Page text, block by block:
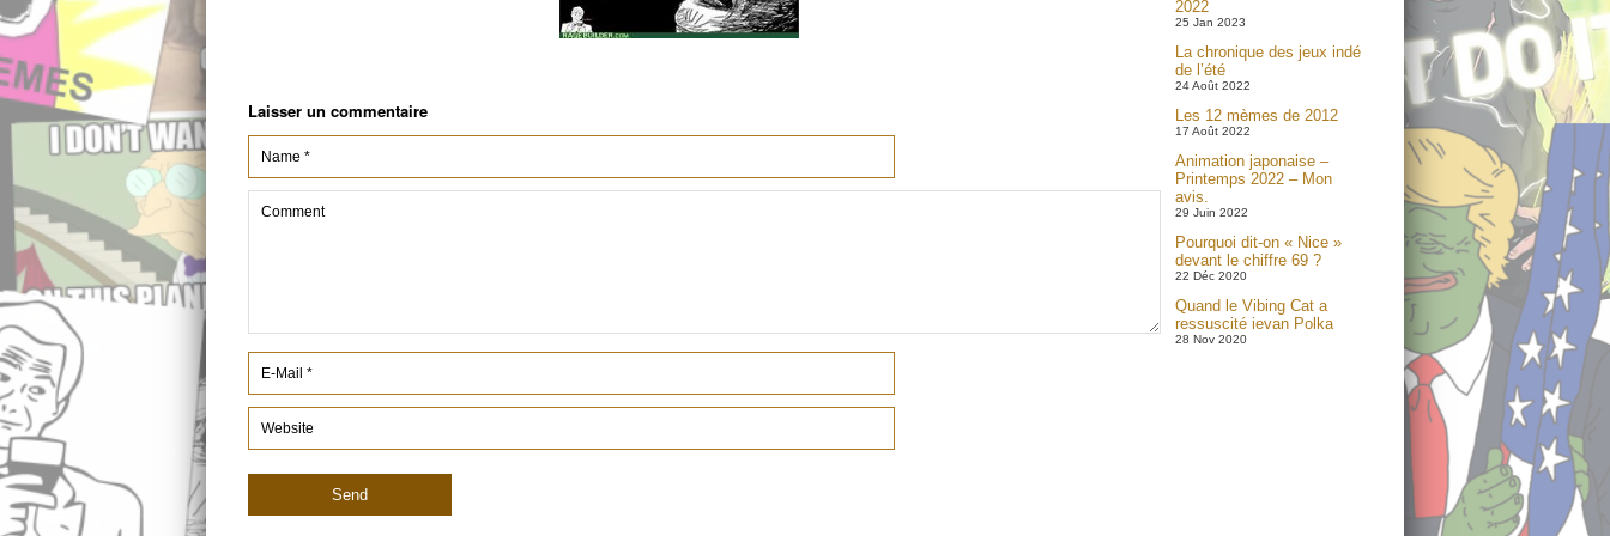
Laisser un commentaire
2022
25 Jan 2023
La chronique des jeux indé
de l’été
24 Août 2022
Les 12 mèmes de 2012
17 Août 2022
Animation japonaise –
Printemps 2022 – Mon
avis.
29 Juin 2022
Pourquoi dit-on « Nice »
devant le chiffre 69 ?
22 Déc 2020
Quand le Vibing Cat a
ressuscité ievan Polka
28 Nov 2020